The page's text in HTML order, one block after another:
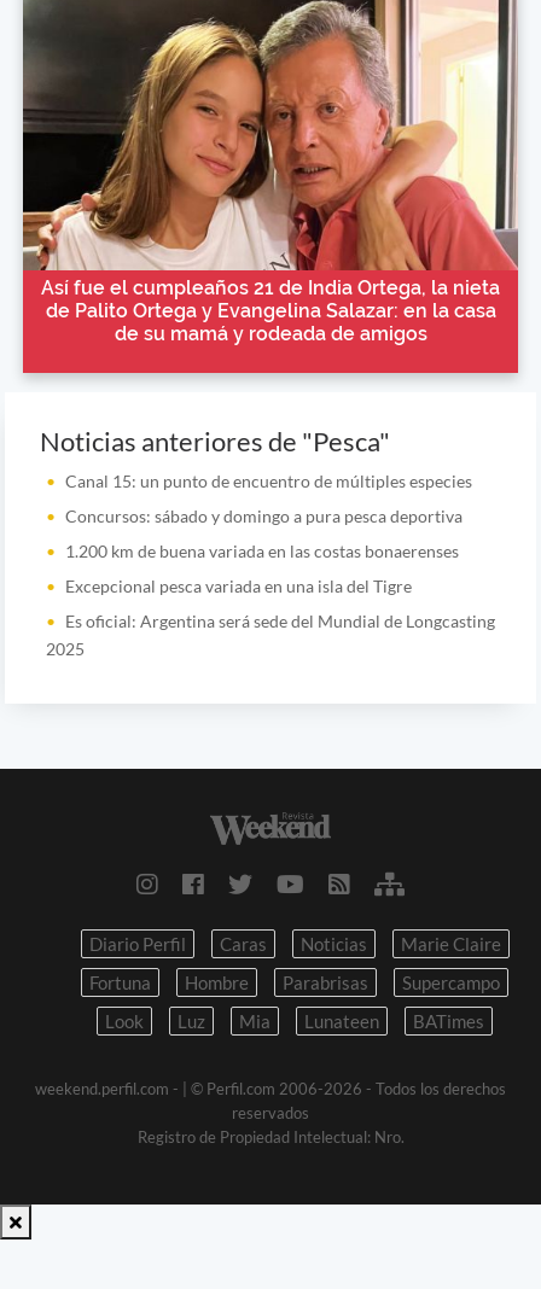
Así fue el cumpleaños 21 de India Ortega, la nieta
de Palito Ortega y Evangelina Salazar: en la casa
de su mamá y rodeada de amigos
Noticias anteriores de "Pesca"
Canal 15: un punto de encuentro de múltiples especies
Concursos: sábado y domingo a pura pesca deportiva
1.200 km de buena variada en las costas bonaerenses
Excepcional pesca variada en una isla del Tigre
Es oficial: Argentina será sede del Mundial de Longcasting
2025
Diario Perfil Caras Noticias
Marie Claire
Fortuna
Hombre Parabrisas
Supercampo
Look
Luz Mia Lunateen BATimes
weekend.perfil.com -
| © Perfil.com 2006-2026 - Todos los derechos
reservados
Registro de Propiedad Intelectual: Nro.